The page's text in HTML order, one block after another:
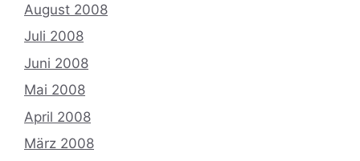
August 2008
Juli 2008
Juni 2008
Mai 2008
April 2008
März 2008